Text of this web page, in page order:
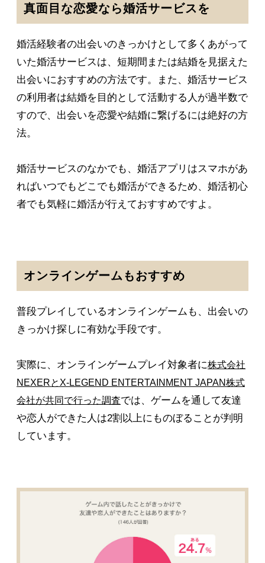
真面目な恋愛なら婚活サービスを
婚活経験者の出会いのきっかけとして多くあがって
いた婚活サービスは、短期間または結婚を見据えた
出会いにおすすめの方法です。また、婚活サービス
の利用者は結婚を目的として活動する人が過半数で
すので、出会いを恋愛や結婚に繋げるには絶好の方
法。
婚活サービスのなかでも、婚活アプリはスマホがあ
ればいつでもどこでも婚活ができるため、婚活初心
者でも気軽に婚活が行えておすすめですよ。
オンラインゲームもおすすめ
普段プレイしているオンラインゲームも、出会いの
きっかけ探しに有効な手段です。
実際に、オンラインゲームプレイ対象者に株式会社
NEXERとX-LEGEND ENTERTAINMENT JAPAN株式
会社が共同で行った調査では、ゲームを通して友達
や恋人ができた人は2割以上にものぼることが判明
しています。